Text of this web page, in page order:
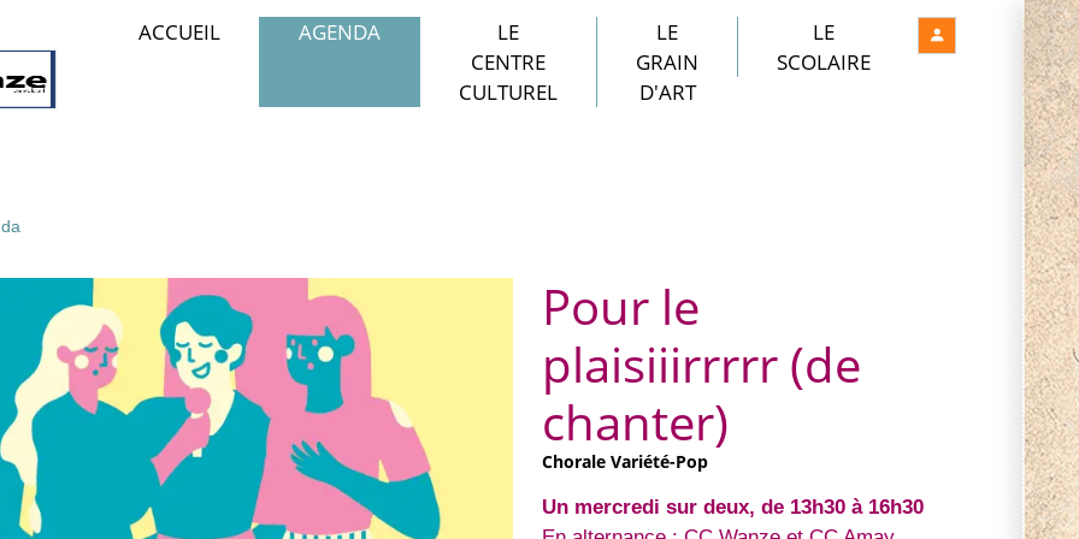
ACCUEIL AGENDA
LE
CENTRE
CULTUREL
LE
GRAIN
D'ART
LE
SCOLAIRE
Pour le
plaisiiirrrrr (de
chanter)
Chorale Variété-Pop
Un mercredi sur deux, de 13h30 à 16h30